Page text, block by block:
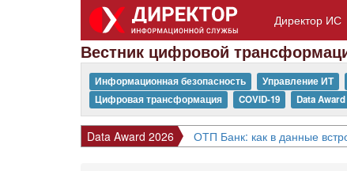
Директор ИС
Вестник цифровой
Информационная безопасность Управление ИТ
Цифровая трансформация
COVID-19 Data Award
Data Award 2026 ОТП Банк: как в данные